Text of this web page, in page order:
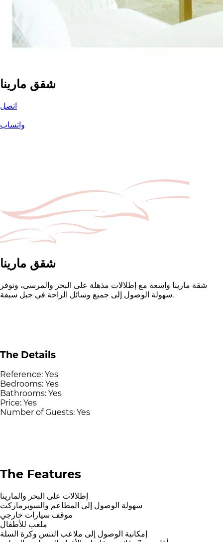
شقق مارينا
اتصل
واتساب
شقق مارينا
شقة مارينا واسعة مع إطلالات مذهلة على البحر والمرسى، وتوفر
سهولة الوصول إلى جميع وسائل الراحة في جبل سيفة.
The Details
Reference: Yes
Bedrooms: Yes
Bathrooms: Yes
Price: Yes
Number of Guests: Yes
The Features
إطلالات على البحر والمارينا
سهولة الوصول إلى المطاعم والسوبرماركت
موقف سيارات خارجي
ملعب للأطفال
إمكانية الوصول إلى ملاعب التنس وكرة السلة